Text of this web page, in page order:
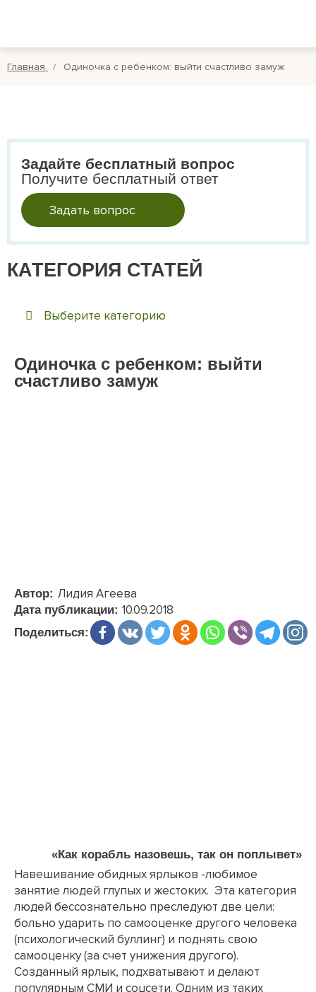
Главная Одиночка с ребенком: выйти счастливо замуж
Задайте бесплатный вопрос
Получите бесплатный ответ
Задать вопрос
КАТЕГОРИЯ СТАТЕЙ
Выберите категорию
Одиночка с ребенком: выйти
счастливо замуж
Автор: Лидия Агеева
Дата публикации: 10.09.2018
Поделиться:
«Как корабль назовешь, так он поплывет»
Навешивание обидных ярлыков -любимое
занятие людей глупых и жестоких. Эта категория
людей бессознательно преследуют две цели:
больно ударить по самооценке другого человека
(психологический буллинг) и поднять свою
самооценку (за счет унижения другого).
Созданный ярлык, подхватывают и делают
популярным СМИ и соцсети. Одним из таких